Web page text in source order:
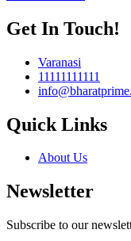
Get In Touch!
Varanasi
11111111111
Quick Links
About Us
Newsletter
Subscribe to our